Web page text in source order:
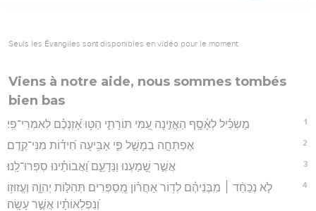
Seuls les Évangiles sont disponibles en vidéo pour le moment.
Viens à notre aide, nous sommes tombés
bien bas
1 מַשְׂכִּ֗יל לְאָ֫סָ֥ף הַאֲזִ֣ינָה עַ֭מִּי תּוֹרָתִ֑י הַטּ֥וּ אָ֝זְנְכֶ֗ם לְאִמְרֵי־פִֽי׃
2 אֶפְתְּחָ֣ה בְמָשָׁ֣ל פִּ֑י אַבִּ֥יעָה חִ֝יד֗וֹת מִנִּי־קֶֽדֶם׃
3 אֲשֶׁ֣ר שָׁ֭מַעְנוּ וַנֵּדָעֵ֑ם וַ֝אֲבוֹתֵ֗ינוּ סִפְּרוּ־לָֽנוּ׃
4
לֹ֤א נְכַחֵ֨ד ׀ מִבְּנֵיהֶ֗ם לְד֥וֹר אַחֲר֗וֹן מְֽ֭סַפְּרִים תְּהִלּ֣וֹת יְהוָ֑ה וֶעֱזוּז֥וֹ
וְ֝נִפְלְאוֹתָ֗יו אֲשֶׁ֣ר עָשָֽׂה׃